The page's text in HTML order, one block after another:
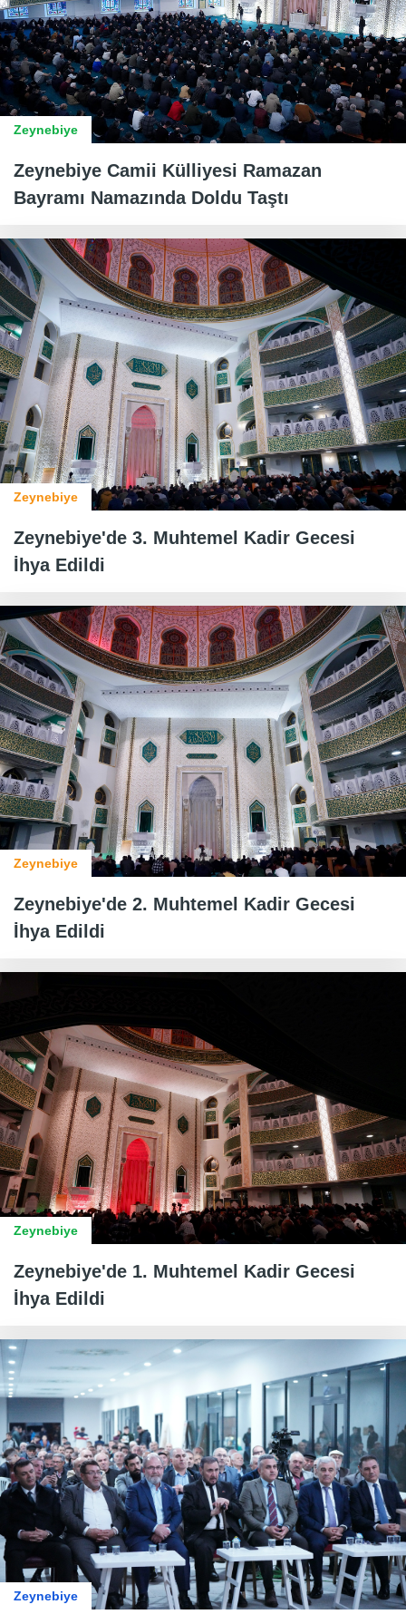
Zeynebiye
Zeynebiye Camii Külliyesi Ramazan
Bayramı Namazında Doldu Taştı
Zeynebiye
Zeynebiye'de 3. Muhtemel Kadir Gecesi
İhya Edildi
Zeynebiye
Zeynebiye'de 2. Muhtemel Kadir Gecesi
İhya Edildi
Zeynebiye
Zeynebiye'de 1. Muhtemel Kadir Gecesi
İhya Edildi
Zeynebiye